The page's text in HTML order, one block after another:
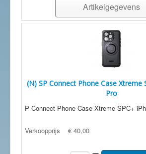
Artikelgegevens
(N) SP Connect Phone Case Xtreme
Pro
P Connect Phone Case Xtreme SPC+
Verkoopprijs € 40,00